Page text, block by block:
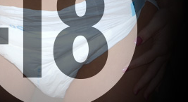
: 2012
Extérieur en